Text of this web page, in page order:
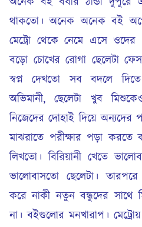
থাকতো। অনেক অনেক বই
মেট্রো থেকে নেমে এসে
বড়ো চোখের রোগা ছেলেটা
স্বপ্ন দেখতো সব বদলে
অভিমানী, ছেলেটা খুব
নিজেদের দোহাই দিয়ে অন্যদের
মাঝরাতে পরীক্ষার পড়া
লিখতো। বিরিয়ানী খেতে
ভালোবাসতো ছেলেটা।
করে নাকী নতুন বন্ধুদের সাথে
না। বইগুলোর মনখারাপ।